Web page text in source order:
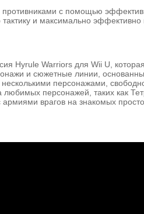
противниками с помощью
и максимально
Hyrule Warriors для Wii U,
и сюжетные линии,
несколькими персонажами,
любимых персонажей, таких как
армиями врагов на знакомых